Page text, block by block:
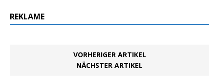
REKLAME
VORHERIGER ARTIKEL
NÄCHSTER ARTIKEL